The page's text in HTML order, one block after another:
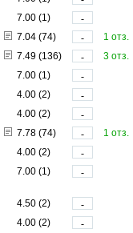
7.00 (1)
-
7.04 (74) -
1 отз.
7.49 (136) -
3 отз.
7.00 (1)
-
4.00 (2)
-
4.00 (2)
-
7.78 (74) -
1 отз.
4.00 (2)
-
7.00 (1)
-
4.50 (2)
-
4.00 (2)
-